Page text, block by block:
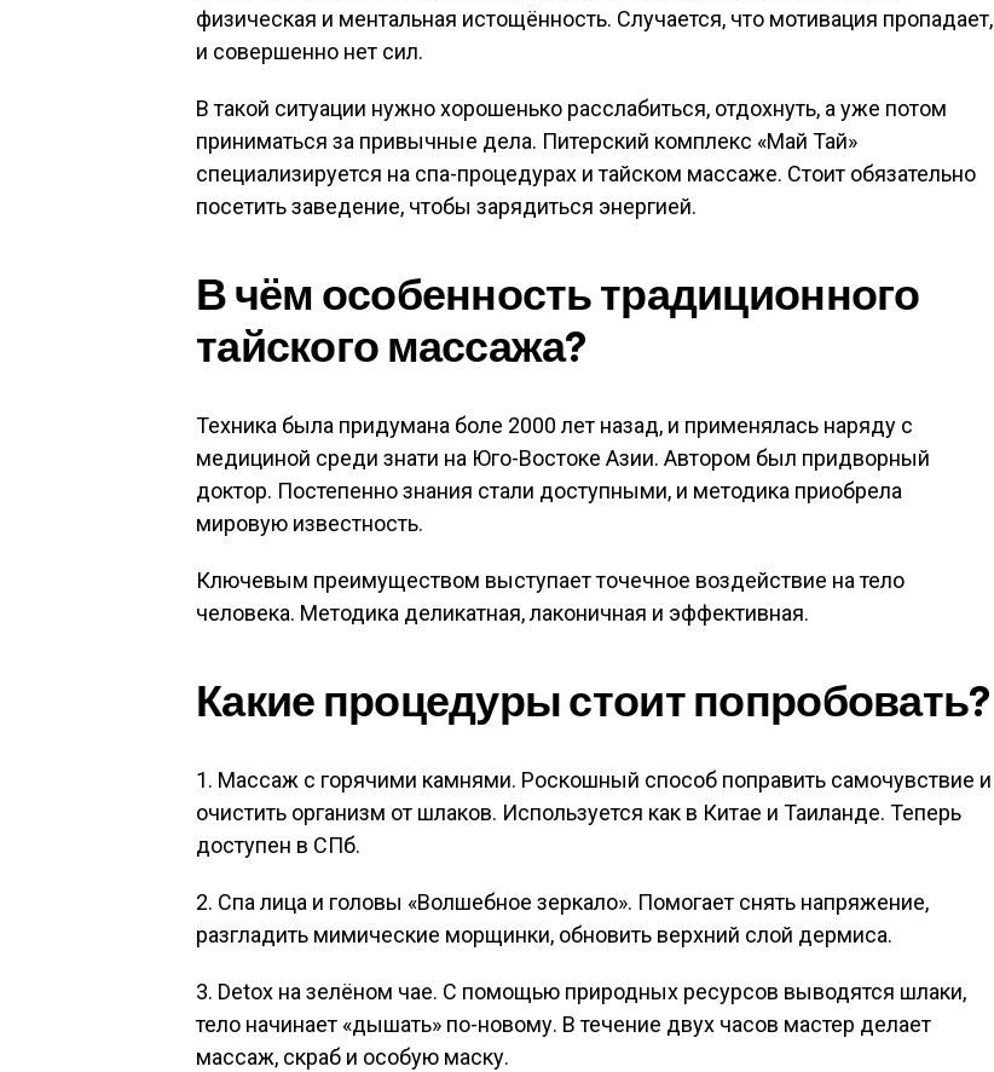
физическая и ментальная истощённость. Случается, что мотивация пропадает,
и совершенно нет сил.
В такой ситуации нужно хорошенько расслабиться, отдохнуть, а уже потом
приниматься за привычные дела. Питерский комплекс «Май Тай»
специализируется на спа-процедурах и тайском массаже. Стоит обязательно
посетить заведение, чтобы зарядиться энергией.
В чём особенность традиционного
тайского массажа?
Техника была придумана боле 2000 лет назад, и применялась наряду с
медициной среди знати на Юго-Востоке Азии. Автором был придворный
доктор. Постепенно знания стали доступными, и методика приобрела
мировую известность.
Ключевым преимуществом выступает точечное воздействие на тело
человека. Методика деликатная, лаконичная и эффективная.
Какие процедуры стоит попробовать?
1. Массаж с горячими камнями. Роскошный способ поправить самочувствие и
очистить организм от шлаков. Используется как в Китае и Таиланде. Теперь
доступен в СПб.
2. Спа лица и головы «Волшебное зеркало». Помогает снять напряжение,
разгладить мимические морщинки, обновить верхний слой дермиса.
3. Detox на зелёном чае. С помощью природных ресурсов выводятся шлаки,
тело начинает «дышать» по-новому. В течение двух часов мастер делает
массаж, скраб и особую маску.